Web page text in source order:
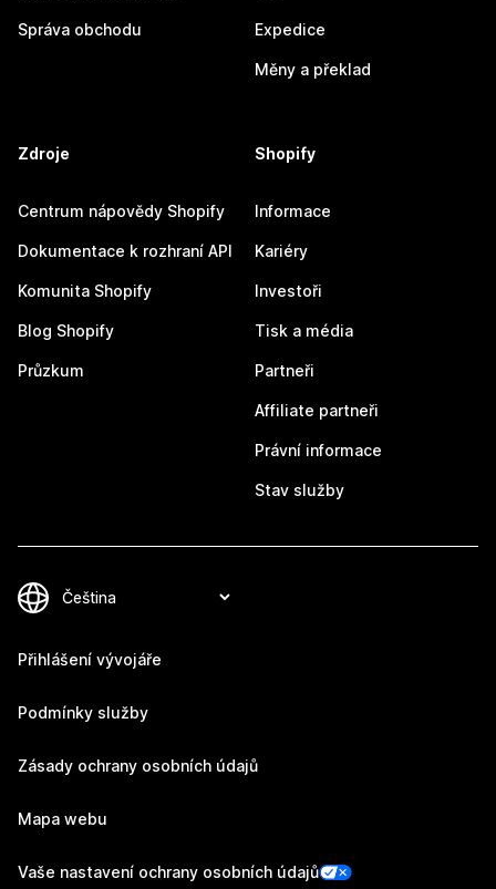
Správa obchodu Expedice
Měny a překlad
Zdroje
Centrum nápovědy Shopify
Dokumentace k rozhraní API
Komunita Shopify
Blog Shopify
Průzkum
Shopify
Informace
Kariéry
Investoři
Tisk a média
Partneři
Affiliate partneři
Právní informace
Stav služby
Přihlášení vývojáře
Podmínky služby
Zásady ochrany osobních údajů
Mapa webu
Vaše nastavení ochrany osobních údajů